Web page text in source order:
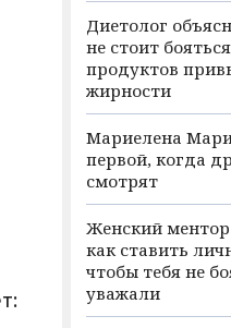
Диетолог
не стоит
продуктов
жирности
Мариелена
первой, когда
смотрят
Женский
как ставить
чтобы тебя не
уважали